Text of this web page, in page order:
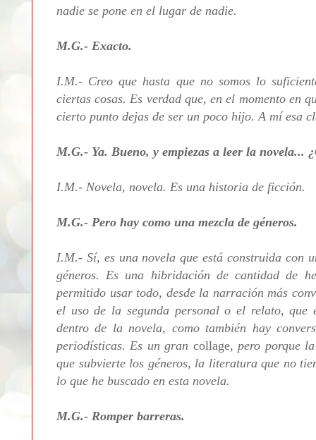
nadie se pone en el lugar de nadie.
M.G.- Exacto.
I.M.- Creo que hasta que no somos lo
ciertas cosas. Es verdad que, en el momento en
cierto punto dejas de ser un poco hijo. A mí esa
M.G.- Ya. Bueno, y empiezas a leer la novela...
I.M.- Novela, novela. Es una historia de ficción.
M.G.- Pero hay como una mezcla de géneros.
I.M.- Sí, es una novela que está construida con
géneros. Es una hibridación de cantidad de
permitido usar todo, desde la narración más
el uso de la segunda personal o el relato, que
dentro de la novela, como también hay
periodísticas. Es un gran collage, pero porque
que subvierte los géneros, la literatura que no
lo que he buscado en esta novela.
M.G.- Romper barreras.